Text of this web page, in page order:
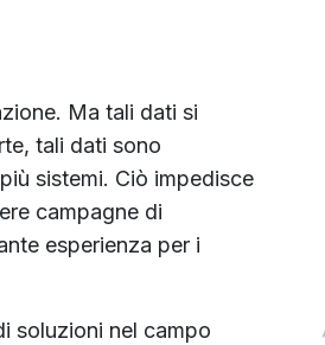
Ma tali dati si
tali dati sono
sistemi. Ciò impedisce
campagne di
esperienza per i
soluzioni nel campo